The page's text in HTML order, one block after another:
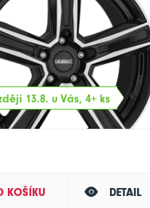
13.8. u Vás, 4+ ks
KOŠÍKU DETAIL